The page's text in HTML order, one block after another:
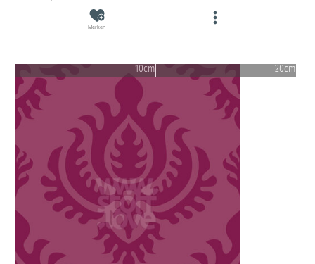
Merken
10cm 20cm